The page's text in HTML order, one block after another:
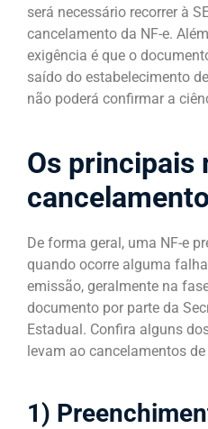
será necessário recorrer à
cancelamento da NF-e.
exigência é que o
saído do estabelecimento
não poderá confirmar a
Os principais
cancelamento
De forma geral, uma NF-e
quando ocorre alguma
emissão, geralmente na
documento por parte da
Estadual. Confira alguns
levam ao cancelamentos de
1)